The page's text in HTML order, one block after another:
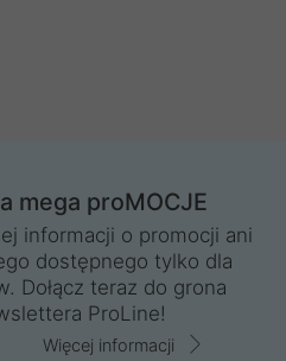
mega proMOCJE
informacji o promocji ani
dostępnego tylko dla
Dołącz teraz do grona
ProLine!
Więcej informacji